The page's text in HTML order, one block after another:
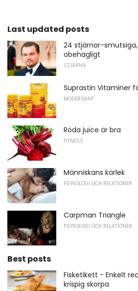
Last updated posts
24 stjärnor-
obehagligt
STJÄRNA
Suprastin Vitaminer
MODERSKAP
Röda juice är bra
FITNESS
Människans kärlek
PSYKOLOGI OCH RELATIONER
Carpman Triangle
PSYKOLOGI OCH RELATIONER
Best posts
Fisketikett - Enkelt
krispig skorpa